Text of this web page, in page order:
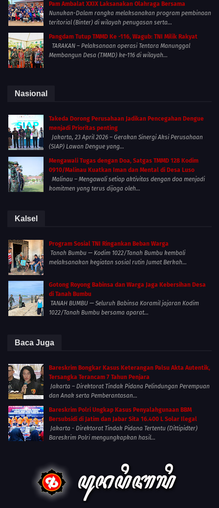
Pam Ambalat XXIX Laksanakan Olahraga Bersama
Nunukan-Dalam rangka melaksanakan program pembinaan
teritorial (Binter) di wilayah penugasan serta...
Pangdam Tutup TMMD Ke -116, Wagub: TNI Milik Rakyat
TARAKAN – Pelaksanaan operasi Tentara Manunggal
Membangun Desa (TMMD) ke-116 di wilayah...
Nasional
Takeda Dorong Perusahaan Jadikan Pencegahan Dengue
menjadi Prioritas penting
Jakarta, 23 April 2026 – Gerakan Sinergi Aksi Perusahaan
(SIAP) Lawan Dengue yang...
Mengawali Tugas dengan Doa, Satgas TMMD 128 Kodim
0910/Malinau Kuatkan Iman dan Mental di Desa Luso
Malinau – Mengawali setiap aktivitas dengan doa menjadi
komitmen yang terus dijaga oleh...
Kalsel
Program Sosial TNI Ringankan Beban Warga
Tanah Bumbu — Kodim 1022/Tanah Bumbu kembali
melaksanakan kegiatan sosial rutin Jumat Berkah...
Gotong Royong Babinsa dan Warga Jaga Kebersihan Desa
di Tanah Bumbu
TANAH BUMBU — Seluruh Babinsa Koramil jajaran Kodim
1022/Tanah Bumbu bersama aparat...
Baca Juga
Bareskrim Bongkar Kasus Keterangan Palsu Akta Autentik,
Tersangka Terancam 7 Tahun Penjara
Jakarta – Direktorat Tindak Pidana Pelindungan Perempuan
dan Anak serta Pemberantasan...
Bareskrim Polri Ungkap Kasus Penyalahgunaan BBM
Bersubsidi di Jatim dan Jabar Sita 16.400 L Solar Ilegal
Jakarta - Direktorat Tindak Pidana Tertentu (Dittipidter)
Bareskrim Polri mengungkapkan hasil...